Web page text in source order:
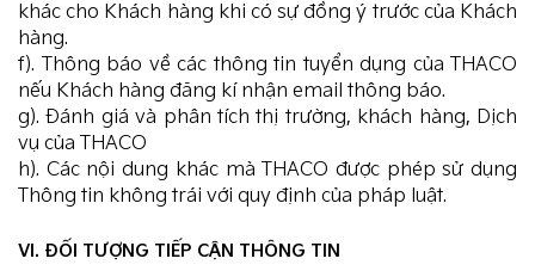
khác cho Khách hàng khi có sự đồng ý trước của Khách
hàng.
f). Thông báo về các thông tin tuyển dụng của THACO
nếu Khách hàng đăng kí nhận email thông báo.
g). Đánh giá và phân tích thị trường, khách hàng, Dịch
vụ của THACO
h). Các nội dung khác mà THACO được phép sử dụng
Thông tin không trái với quy định của pháp luật.
VI. ĐỐI TƯỢNG TIẾP CẬN THÔNG TIN